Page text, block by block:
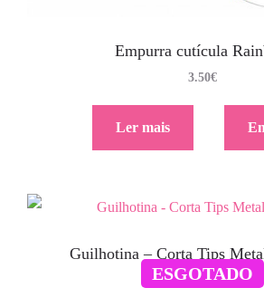
Empurra cutícula
3.50€
Ler mais
ESGOTADO
Guilhotina – Corta Tips
4.50€